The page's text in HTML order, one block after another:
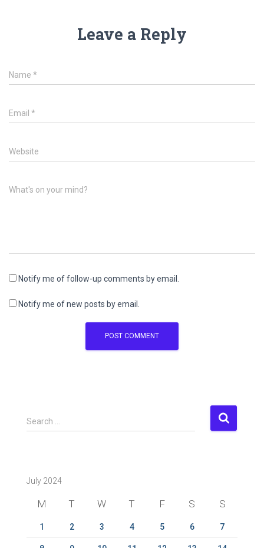
Leave a Reply
Name *
Email *
Website
What's on your mind?
Notify me of follow-up comments by email.
Notify me of new posts by email.
S
e
h
Search …
July 2024
M T W T F S S
1 2 3 4 5 6 7